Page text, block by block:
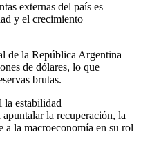
externas del país es
y el crecimiento
de la República Argentina
de dólares, lo que
brutas.
la estabilidad
la recuperación, la
a la macroeconomía en su rol